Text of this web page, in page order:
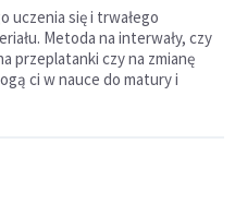
uczenia się i trwałego
Metoda na interwały, czy
przeplatanki czy na zmianę
ci w nauce do matury i